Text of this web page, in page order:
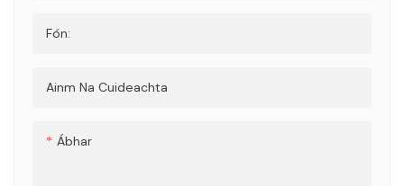
Fón:
Ainm Na Cuideachta
Ábhar